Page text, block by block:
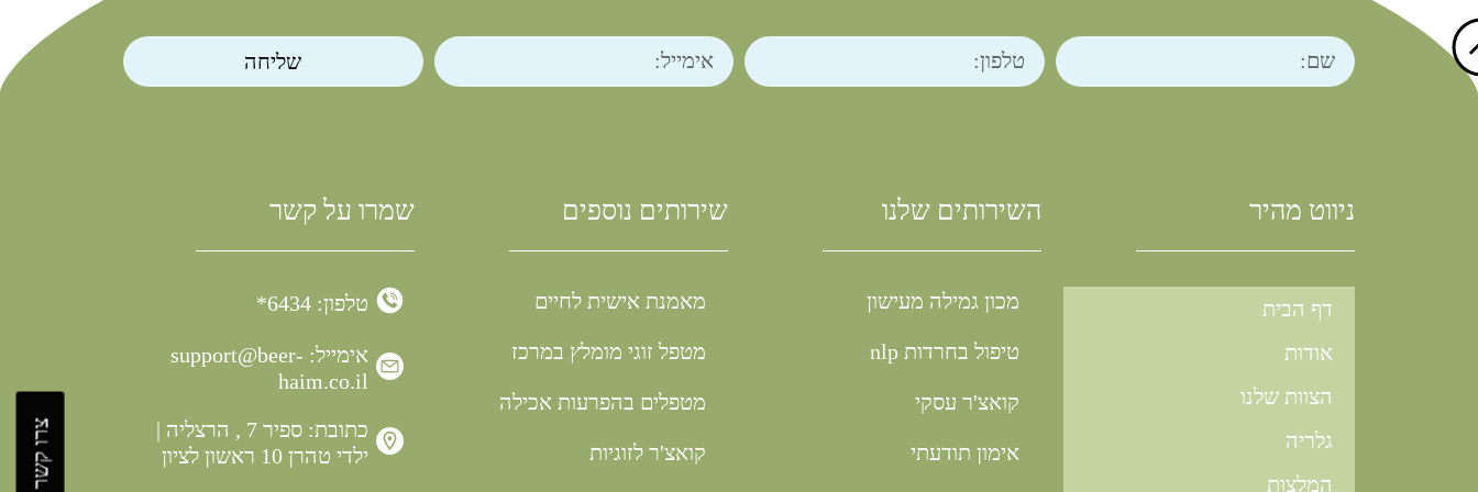
צרו קשר
שליחה
ניווט מהיר
דף הבית
אודות
הצוות שלנו
גלריה
המלצות
השירותים שלנו
מכון גמילה מעישון
טיפול בחרדות nlp
קואצ'ר עסקי
אימון תודעתי
שירותים נוספים
מאמנת אישית לחיים
מטפל זוגי מומלץ במרכז
מטפלים בהפרעות אכילה
קואצ'ר לזוגיות
שמרו על קשר
טלפון: 6434*
אימייל: support@beer-
haim.co.il
כתובת: ספיר 7 , הרצליה |
ילדי טהרן 10 ראשון לציון